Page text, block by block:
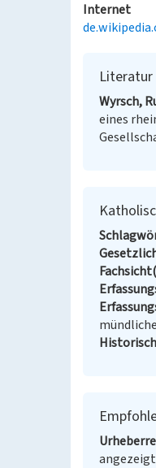
Internet
Literatur
Wyrsch,
eines